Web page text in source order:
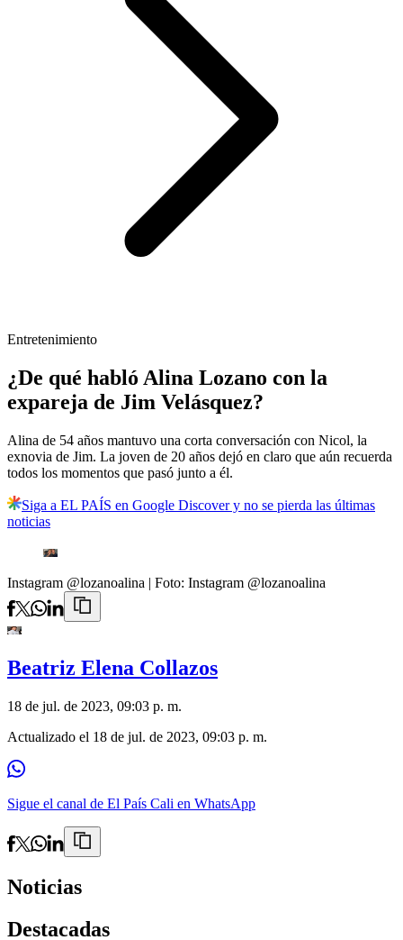
Entretenimiento
¿De qué habló Alina Lozano con la
expareja de Jim Velásquez?
Alina de 54 años mantuvo una corta conversación con Nicol, la
exnovia de Jim. La joven de 20 años dejó en claro que aún recuerda
todos los momentos que pasó junto a él.
Siga a EL PAÍS en Google Discover y no se pierda las últimas
noticias
Instagram @lozanoalina | Foto: Instagram @lozanoalina
Beatriz Elena Collazos
18 de jul. de 2023, 09:03 p. m.
Actualizado el 18 de jul. de 2023, 09:03 p. m.
Sigue el canal de El País Cali en WhatsApp
Noticias
Destacadas